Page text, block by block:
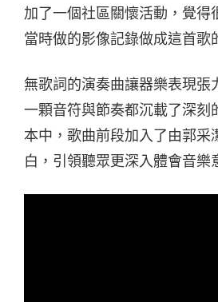
加了一個社區關懷活動，覺得
當時做的影像記錄做成這首歌
無歌詞的演奏曲讓器樂表現張
一顆音符與節奏都沉載了深刻
本中，歌曲前段加入了由郭采
白，引領聽眾更深入體會音樂